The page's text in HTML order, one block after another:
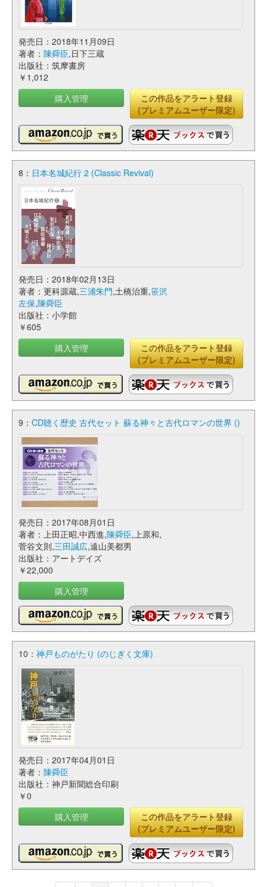
発売日：2018年11月09日
著者： 陳舜臣,日下三蔵
出版社：筑摩書房
￥1,012
購入管理
この作品をアラート登録
(プレミアムユーザー限定)
8： 日本名城紀行 2 (Classic Revival)
発売日：2018年02月13日
著者：更科源蔵,三浦朱門,土橋治重,笹沢
左保,陳舜臣
出版社：小学館
￥605
購入管理
この作品をアラート登録
(プレミアムユーザー限定)
9： CD聴く歴史 古代セット 蘇る神々と古代ロマンの世界 ()
発売日：2017年08月01日
著者：上田正昭,中西進,陳舜臣,上原和,
菅谷文則,三田誠広,遠山美都男
出版社：アートデイズ
￥22,000
購入管理
10： 神戸ものがたり (のじぎく文庫)
発売日：2017年04月01日
著者： 陳舜臣
出版社：神戸新聞総合印刷
￥0
購入管理
この作品をアラート登録
(プレミアムユーザー限定)